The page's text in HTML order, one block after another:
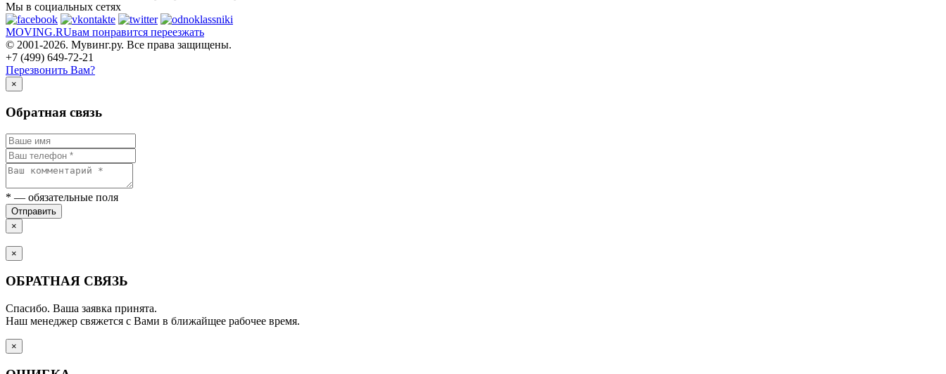
Мы в социальных сетях
MOVING.RUвам понравится переезжать
© 2001-2026. Мувинг.ру. Все права защищены.
+7 (499) 649-72-21
Перезвонить Вам?
×
Обратная связь
* — обязательные поля
Отправить
×
×
ОБРАТНАЯ СВЯЗЬ
Спасибо. Ваша заявка принята.
Наш менеджер свяжется с Вами в ближайщее рабочее время.
×